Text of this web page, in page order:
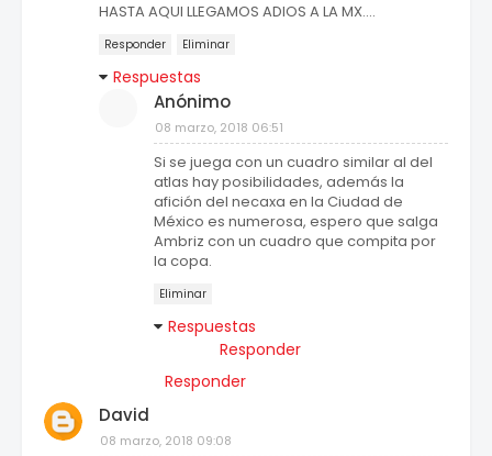
HASTA AQUI LLEGAMOS ADIOS A LA MX....
Responder Eliminar
Respuestas
Anónimo
08 marzo, 2018 06:51
Si se juega con un cuadro similar al del
atlas hay posibilidades, además la
afición del necaxa en la Ciudad de
México es numerosa, espero que salga
Ambriz con un cuadro que compita por
la copa.
Eliminar
Respuestas
Responder
Responder
David
08 marzo, 2018 09:08